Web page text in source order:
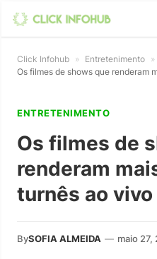
Click Infohub » Entretenimento »
Os filmes de shows que renderam
ENTRETENIMENTO
Os filmes de
renderam
turnês ao vivo
BySOFIA ALMEIDA — maio 27,